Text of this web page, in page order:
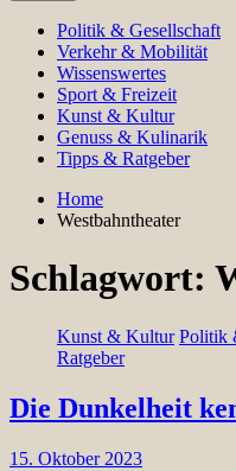
Politik & Gesellschaft
Verkehr & Mobilität
Wissenswertes
Sport & Freizeit
Kunst & Kultur
Genuss & Kulinarik
Tipps & Ratgeber
Home
Westbahntheater
Schlagwort:
Kunst & Kultur Politik
Ratgeber
Die Dunkelheit
15. Oktober 2023